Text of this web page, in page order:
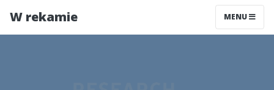
W rekamie MENU